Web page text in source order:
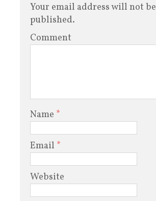
Your email address will not be
published.
Comment
Name *
Email *
Website